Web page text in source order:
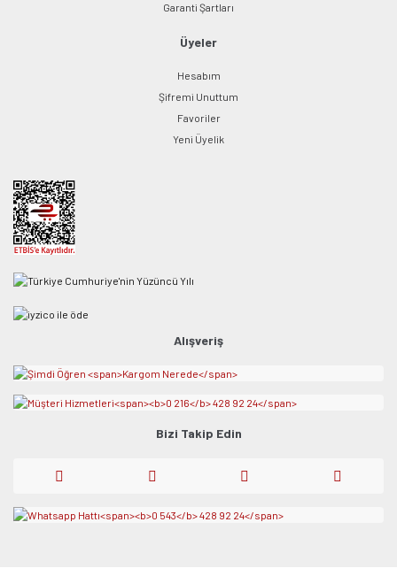
Garanti Şartları
Üyeler
Hesabım
Şifremi Unuttum
Favoriler
Yeni Üyelik
Alışveriş
Bizi Takip Edin